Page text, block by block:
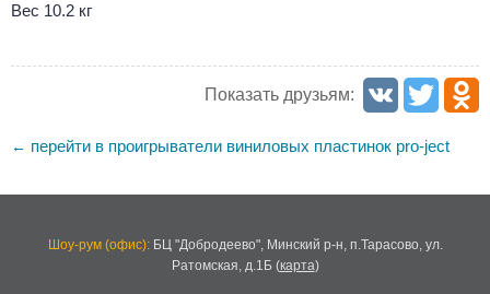
Вес 10.2 кг
Показать друзьям:
← перейти в проигрыватели виниловых пластинок pro-ject
Шоу-рум (офис):БЦ "Добродеево", Минский р-н, п.Тарасово, ул.
Ратомская, д.1Б(карта)